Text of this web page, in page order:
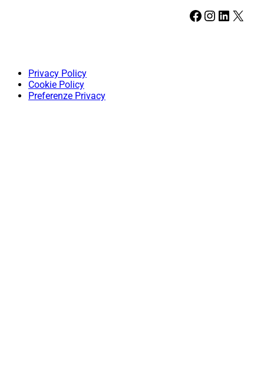
Facebook Instagram LinkedIn X
Privacy Policy
Cookie Policy
Preferenze Privacy